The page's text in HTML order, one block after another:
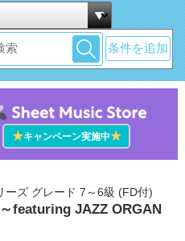
条件を追加
★キャンペーン実施中★
ーズ グレード 7～6級 (FD付)
featuring JAZZ ORGAN